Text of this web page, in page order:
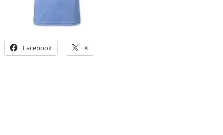
Facebook X